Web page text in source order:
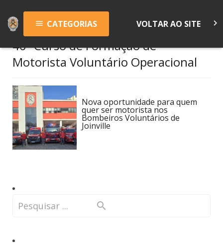
menu CATEGORIAS VOLTAR AO SITE keyboard_arrow_right
46º Curso de Formação de
Motorista Voluntário Operacional
Nova oportunidade para quem
quer ser motorista nos
Bombeiros Voluntários de
Joinville